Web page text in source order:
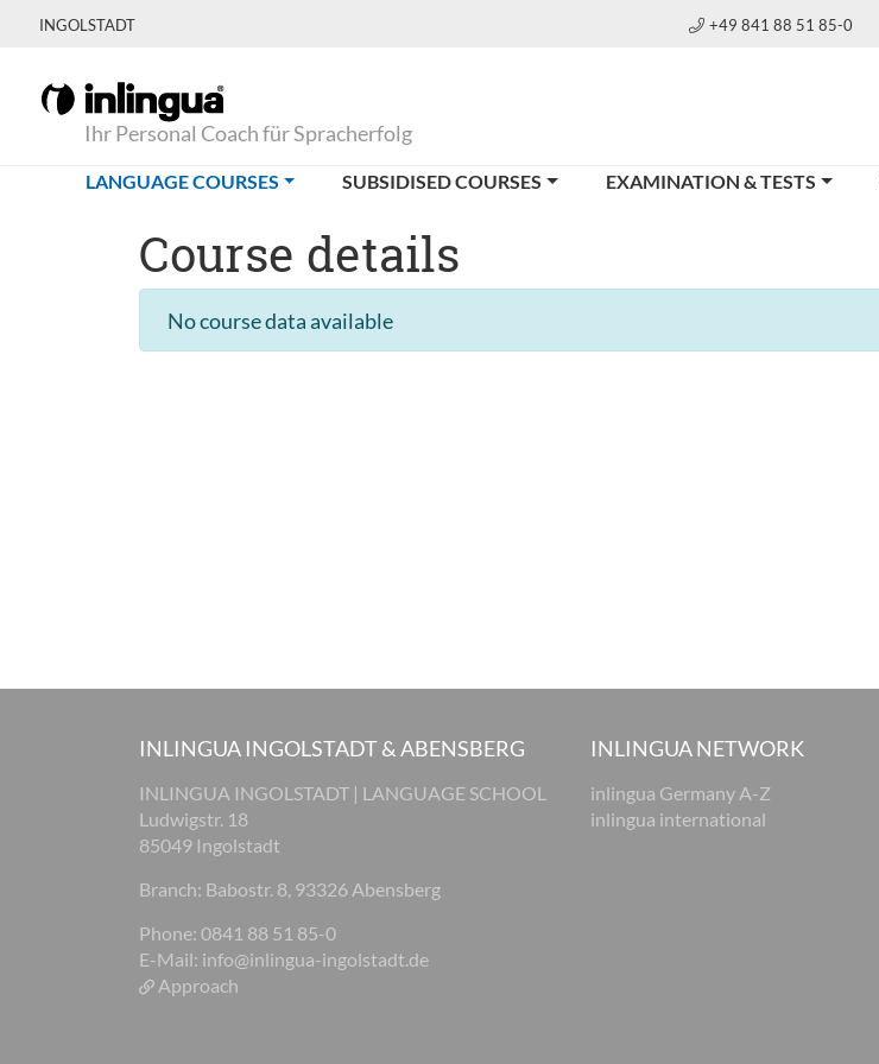
INGOLSTADT +49 841 88 51 85-0
Ihr Personal Coach für Spracherfolg
LANGUAGE COURSES(CURRENT)SUBSIDISED COURSES EXAMINATION & TESTS
Course details
No course data available
INLINGUA INGOLSTADT & ABENSBERG
INLINGUA INGOLSTADT | LANGUAGE SCHOOL
Ludwigstr. 18
85049 Ingolstadt
Branch: Babostr. 8, 93326 Abensberg
Phone: 0841 88 51 85-0
E-Mail: info@inlingua-ingolstadt.de
Approach
INLINGUA NETWORK
inlingua Germany A-Z
inlingua international